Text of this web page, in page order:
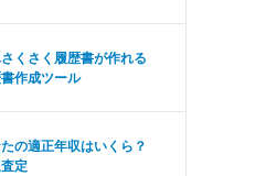
くさく履歴書が作れる
作成ツール
の適正年収はいくら？
定